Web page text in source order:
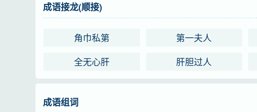
日语 天(てん)の果(は)て地(ち)の果て
entlegenste Winkel der Erde（am Ende der Welt）
ultima Thule
字义分解
成语接龙(顺接)
角巾私第 第一夫人
全无心肝
肝胆过人
成语组词